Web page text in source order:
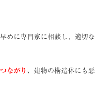
めに専門家に相談し、適切な
ながり 、建物の構造体にも悪